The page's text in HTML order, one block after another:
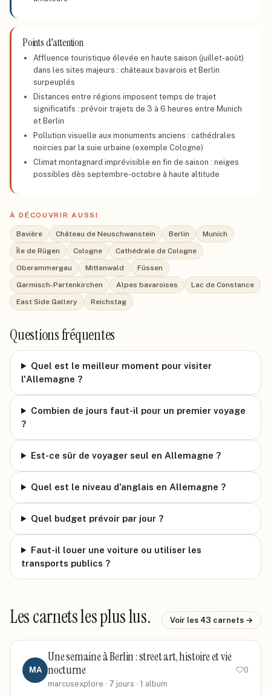
Points d'attention
Affluence touristique élevée en haute saison (juillet-août)
dans les sites majeurs : châteaux bavarois et Berlin
surpeuplés
Distances entre régions imposent temps de trajet
significatifs : prévoir trajets de 3 à 6 heures entre Munich
et Berlin
Pollution visuelle aux monuments anciens : cathédrales
noircies par la suie urbaine (exemple Cologne)
Climat montagnard imprévisible en fin de saison : neiges
possibles dès septembre-octobre à haute altitude
À DÉCOUVRIR AUSSI
Bavière Château de Neuschwanstein Berlin
Munich
Île de Rügen
Cologne
Cathédrale de Cologne
Oberammergau
Mittenwald
Füssen
Garmisch-Partenkirchen
Alpes bavaroises
Lac de Constance
East Side Gallery
Reichstag
Questions fréquentes
Quel est le meilleur moment pour visiter
l'Allemagne ?
Combien de jours faut-il pour un premier voyage
?
Est-ce sûr de voyager seul en Allemagne ?
Quel est le niveau d'anglais en Allemagne ?
Quel budget prévoir par jour ?
Faut-il louer une voiture ou utiliser les
transports publics ?
Les carnets les plus lus. Voir les 43 carnets →
MA
Une semaine à Berlin : street art, histoire et vie
nocturne
marcusexplore · 7 jours · 1 album
0